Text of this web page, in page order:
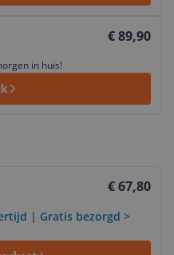
€ 89,90
in huis!
€ 67,80
| Gratis bezorgd >